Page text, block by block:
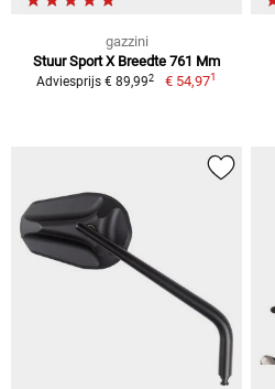
gazzini
Stuur Sport X Breedte 761 Mm
Adviesprijs € 89,992 € 54,971